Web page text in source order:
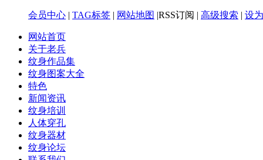
会员中心 | TAG标签 | 网站地图 |RSS订阅 | 高级搜索 | 设
网站首页
关于老兵
纹身作品集
纹身图案大全
特色
新闻资讯
纹身培训
人体穿孔
纹身器材
纹身论坛